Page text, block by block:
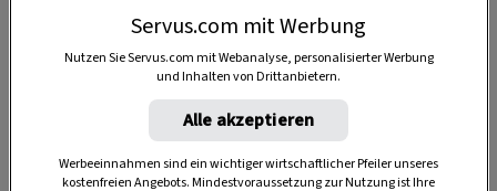
Servus.com mit Werbung
Nutzen Sie Servus.com mit Webanalyse, personalisierter Werbung
und Inhalten von Drittanbietern.
Alle akzeptieren
Werbeeinnahmen sind ein wichtiger wirtschaftlicher Pfeiler unseres
kostenfreien Angebots. Mindestvoraussetzung zur Nutzung ist Ihre